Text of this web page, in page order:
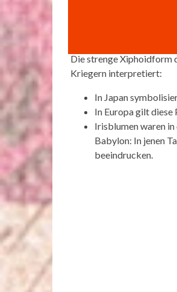
Die strenge Xiphoidform
Kriegern interpretiert:
In Japan
In Europa gilt diese
Irisblumen waren
Babylon: In jenen
beeindrucken.